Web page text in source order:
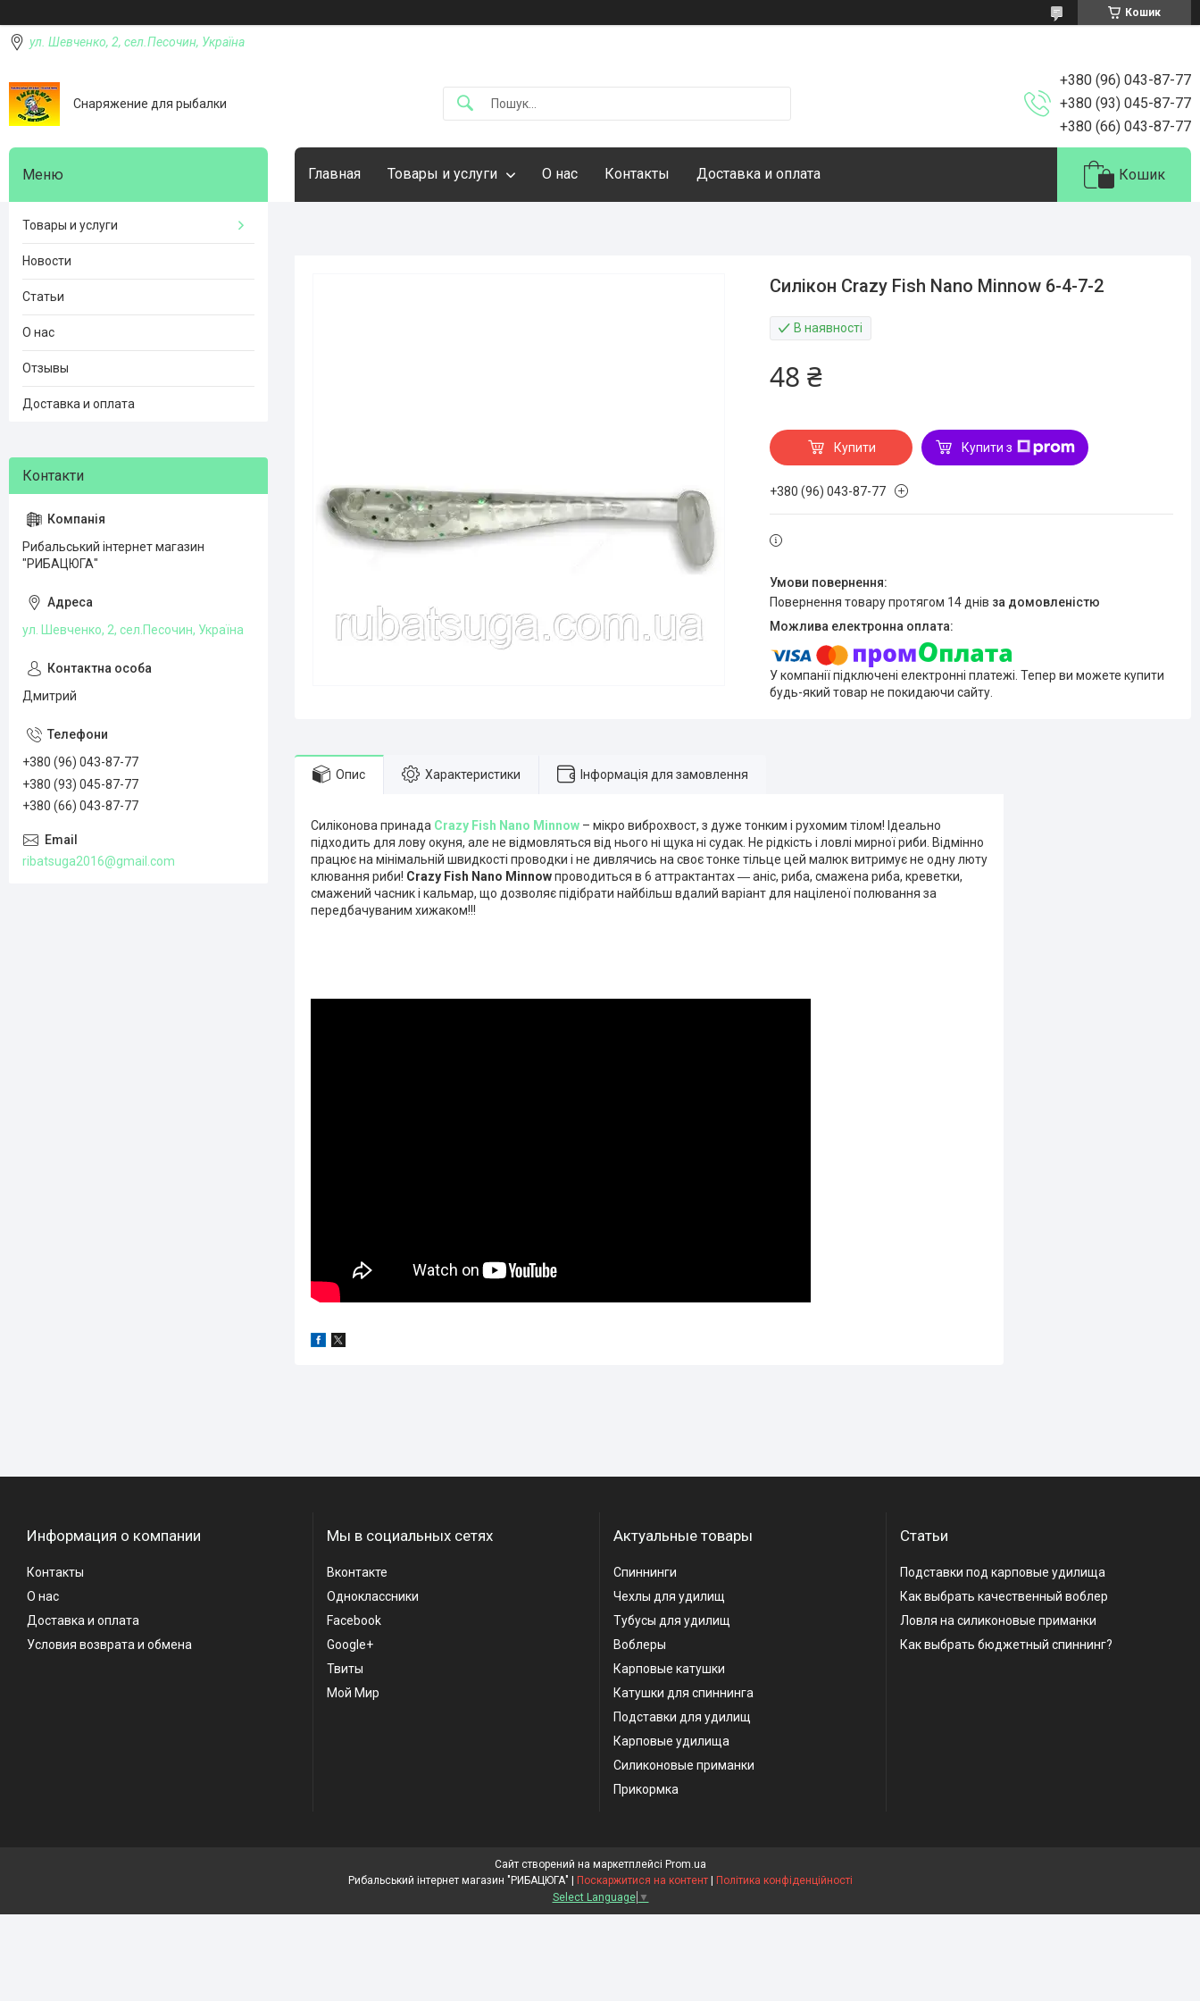
Кошик
ул. Шевченко, 2, сел.Песочин, Україна
Снаряжение для рыбалки
+380 (96) 043-87-77
+380 (93) 045-87-77
+380 (66) 043-87-77
Главная Товары и услуги О нас Контакты Доставка и оплата Кошик
Силікон Crazy Fish Nano Minnow 6-4-7-2
В наявності
48 ₴
Купити Купити з
+380 (96) 043-87-77
повернення товару протягом 14 днів за домовленістю
У компанії підключені електронні платежі. Тепер ви можете купити
будь-який товар не покидаючи сайту.
Опис Характеристики Інформація для замовлення
Силіконова принада Crazy Fish Nano Minnow – мікро виброхвост, з дуже тонким і рухомим тілом! Ідеально
підходить для лову окуня, але не відмовляться від нього ні щука ні судак. Не рідкість і ловлі мирної риби. Відмінно
працює на мінімальній швидкості проводки і не дивлячись на своє тонке тільце цей малюк витримує не одну люту
клювання риби! Crazy Fish Nano Minnowпроводиться в 6 аттрактантах ― аніс, риба, смажена риба, креветки,
смажений часник і кальмар, що дозволяє підібрати найбільш вдалий варіант для націленої полювання за
передбачуваним хижаком!!!
Товары и услуги
Новости
Статьи
О нас
Отзывы
Доставка и оплата
Рибальський інтернет магазин
"РИБАЦЮГА"
ул. Шевченко, 2, сел.Песочин, Україна
Дмитрий
+380 (96) 043-87-77
+380 (93) 045-87-77
+380 (66) 043-87-77
ribatsuga2016@gmail.com
Информация о компании
Контакты
О нас
Доставка и оплата
Условия возврата и обмена
Мы в социальных сетях
Вконтакте
Одноклассники
Facebook
Google+
Твиты
Мой Мир
Актуальные товары
Спиннинги
Чехлы для удилищ
Тубусы для удилищ
Воблеры
Карповые катушки
Катушки для спиннинга
Подставки для удилищ
Карповые удилища
Силиконовые приманки
Прикормка
Статьи
Подставки под карповые удилища
Как выбрать качественный воблер
Ловля на силиконовые приманки
Как выбрать бюджетный спиннинг?
Сайт створений на маркетплейсі Prom.ua
Поскаржитися на контент
Політика конфіденційності
Select Language ▼